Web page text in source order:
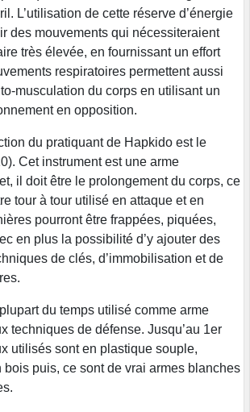
L’utilisation de cette réserve d’énergie
des mouvements qui nécessiteraient
très élevée, en fournissant un effort
respiratoires permettent aussi
musculation du corps en utilisant un
en opposition.
du pratiquant de Hapkido est le
Cet instrument est une arme
il doit être le prolongement du corps, ce
tour à tour utilisé en attaque et en
pourront être frappées, piquées,
en plus la possibilité d’y ajouter des
de clés, d’immobilisation et de
du temps utilisé comme arme
techniques de défense. Jusqu’au 1er
utilisés sont en plastique souple,
bois puis, ce sont de vrai armes blanches